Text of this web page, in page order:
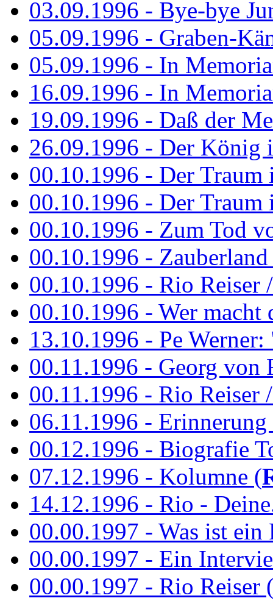
03.09.1996 - Bye-bye
05.09.1996 - Graben-
05.09.1996 - In
16.09.1996 - In
19.09.1996 - Daß der
26.09.1996 - Der König
00.10.1996 - Der Traum
00.10.1996 - Der Traum
00.10.1996 - Zum Tod
00.10.1996 -
00.10.1996 - Rio Reiser
00.10.1996 - Wer macht
13.10.1996 - Pe
00.11.1996 - Georg von
00.11.1996 - Rio Reiser
06.11.1996 -
00.12.1996 - Biografie
07.12.1996 - Kolumne (
14.12.1996 - Rio -
00.00.1997 - Was ist ein
00.00.1997 - Ein
00.00.1997 - Rio Reiser